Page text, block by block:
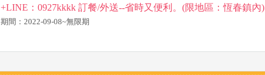
+LINE：0927kkkk 訂餐/外送--省時又便利。(限地區：恆春鎮內)
期間：2022-09-08~無限期